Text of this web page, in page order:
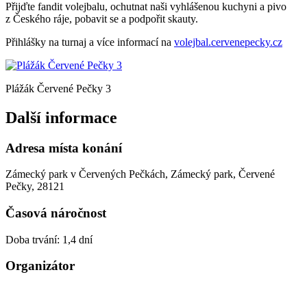
Přijďte fandit volejbalu, ochutnat naši vyhlášenou kuchyni a pivo
z Českého ráje, pobavit se a podpořit skauty.
Přihlášky na turnaj a více informací na volejbal.cervenepecky.cz
Plážák Červené Pečky 3
Další informace
Adresa místa konání
Zámecký park v Červených Pečkách, Zámecký park, Červené
Pečky, 28121
Časová náročnost
Doba trvání: 1,4 dní
Organizátor